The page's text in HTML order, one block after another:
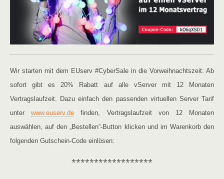
Wir starten mit dem EUserv #CyberSale in die Vorweihnachtszeit: Ab
sofort gibt es 20% Rabatt auf alle vServer mit 12 Monaten
Vertragslaufzeit. Dazu einfach den passenden virtuellen Server Tarif
unterwww.euserv.de finden, Vertragslaufzeit von 12 Monaten
auswählen, auf den „Bestellen“-Button klicken und im Warenkorb den
folgenden Gutschein-Code einlösen:
******************